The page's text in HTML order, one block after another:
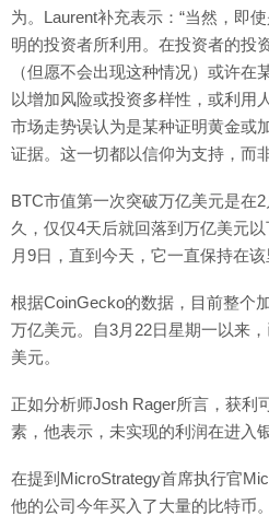
为。Laurent补充表示：“当然，即
明的投资者所利用。在投资者的投
（但愿不会出现这种情况）或许
以增加风险或投资多样性，或利用
市场走势误认为是某种证明黄金或
证据。这一切都以信仰为支持，而
BTC市值第一次突破万亿美元是在
久，仅仅4天后就回落到万亿美元
月9日，直到今天，它一直保持在该
根据CoinGecko的数据，目前整个
万亿美元。自3月22日星期一以来
美元。
正如分析师Josh Rager所言，获利
素，他表示，未实现的利润在进入
在提到MicroStrategy首席执行官
他的公司今年买入了大量的比特币。